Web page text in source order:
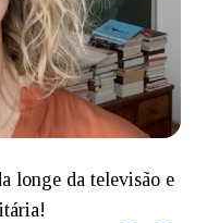
longe da televisão e